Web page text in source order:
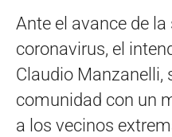
Ante el avance de
coronavirus, el
Claudio Manzanelli,
comunidad con un
a los vecinos